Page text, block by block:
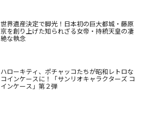
世界遺産決定で脚光！日本初の巨大都城・藤原
京を創り上げた知られざる女帝・持統天皇の凄
絶な執念
ハローキティ、ポチャッコたちが昭和レトロな
コインケースに！「サンリオキャラクターズ コ
インケース」第２弾